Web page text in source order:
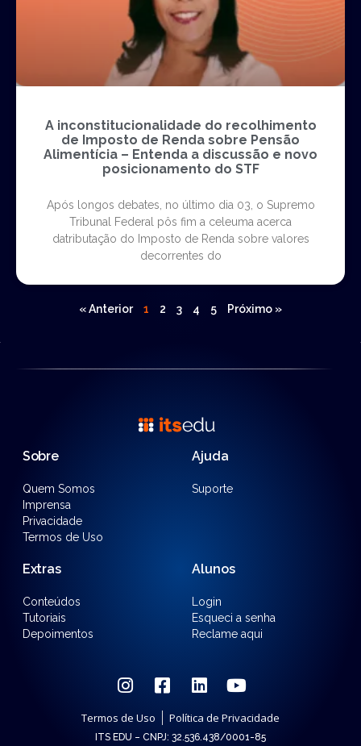
A inconstitucionalidade do recolhimento
de Imposto de Renda sobre Pensão
Alimentícia – Entenda a discussão e novo
posicionamento do STF
Após longos debates, no último dia 03, o Supremo
Tribunal Federal pôs fim a celeuma acerca
datributação do Imposto de Renda sobre valores
decorrentes do
« Anterior 1 2 3 4 5 Próximo »
Sobre
Quem Somos
Imprensa
Privacidade
Termos de Uso
Ajuda
Suporte
Extras
Conteúdos
Tutoriais
Depoimentos
Alunos
Login
Esqueci a senha
Reclame aqui
Termos de Uso Política de Privacidade
ITS EDU – CNPJ: 32.536.438/0001-85